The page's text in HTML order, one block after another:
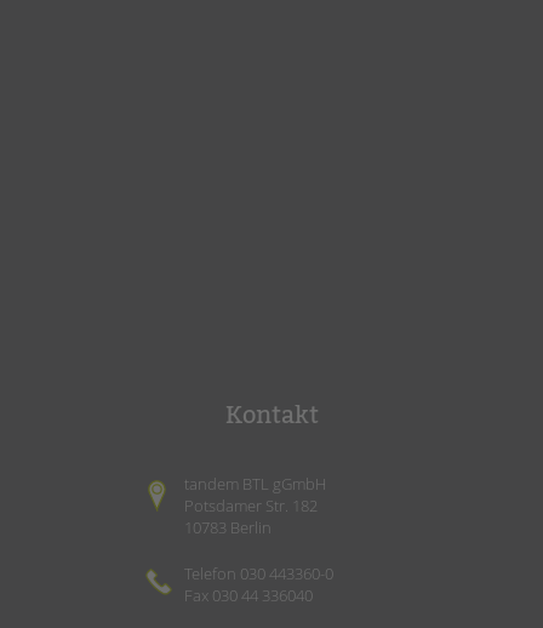
Kontakt
tandem BTL gGmbH
Potsdamer Str. 182
10783 Berlin
Telefon 030 443360-0
Fax 030 44 336040